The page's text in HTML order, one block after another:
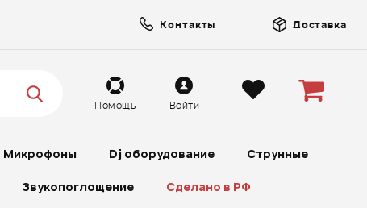
Контакты Доставка
Помощь Войти
Микрофоны Dj оборудование Струнные
Звукопоглощение Сделано в РФ